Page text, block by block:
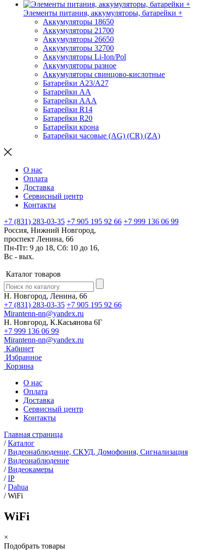
Элементы питания, аккумуляторы, батарейки +
Аккумуляторы 18650
Аккумуляторы 21700
Аккумуляторы 26650
Аккумуляторы 32700
Аккумуляторы Li-Ion/Pol
Аккумуляторы разное
Аккумуляторы свинцово-кислотные
Батарейки A23/A27
Батарейки AA
Батарейки AAA
Батарейки R14
Батарейки R20
Батарейки крона
Батарейки часовые (AG) (CR) (ZA)
О нас
Оплата
Доставка
Сервисный центр
Контакты
+7 (831) 283-03-35 +7 905 195 92 66 +7 999 136 06 99
Россия, Нижний Новгород,
проспект Ленина, 66
Пн-Пт: 9 до 18, Сб: 10 до 16,
Вс - вых.
Каталог товаров
Н. Новгород, Ленина, 66
+7 (831) 283-03-35 +7 905 195 92 66
Mirantenn-nn@yandex.ru
Н. Новгород, К.Касьянова 6Г
+7 999 136 06 99
Mirantenn-nn@yandex.ru
Кабинет
Избранное
Корзина
О нас
Оплата
Доставка
Сервисный центр
Контакты
Главная страница
/ Каталог
/ Видеонаблюдение, СКУД, Домофония, Сигнализация
/ Видеонаблюдение
/ Видеокамеры
/ IP
/ Dahua
/ WiFi
WiFi
×
Подобрать товары